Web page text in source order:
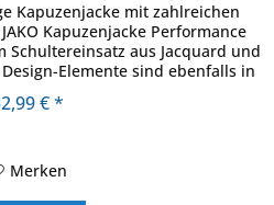
Kapuzenjacke mit zahlreichen
Kapuzenjacke Performance
Schultereinsatz aus Jacquard und
Elemente sind ebenfalls in
€ *
Merken